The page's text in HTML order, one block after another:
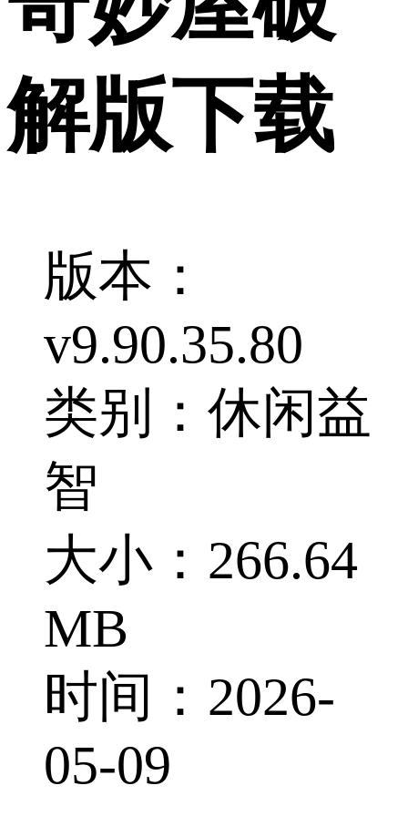
解版下载
版本：
v9.90.35.80
类别：休闲益
智
大小：266.64
MB
时间：2026-
05-09